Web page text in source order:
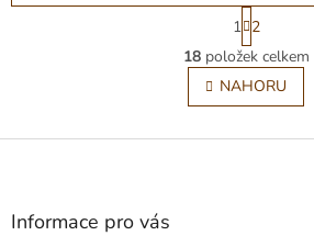
O
v
l
á
S
t
r
á
n
k
v
1 2
18položek celkem
NAHORU
Z
Informace pro vás